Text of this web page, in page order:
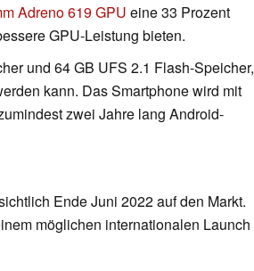
Adreno 619 GPU eine 33 Prozent
GPU-Leistung bieten.
und 64 GB UFS 2.1 Flash-Speicher,
kann. Das Smartphone wird mit
zwei Jahre lang Android-
Ende Juni 2022 auf den Markt.
möglichen internationalen Launch